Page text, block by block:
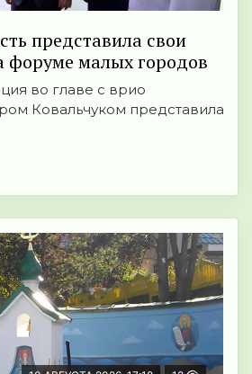
представила свои
форуме малых городов
во главе с врио
Ковальчуком представила